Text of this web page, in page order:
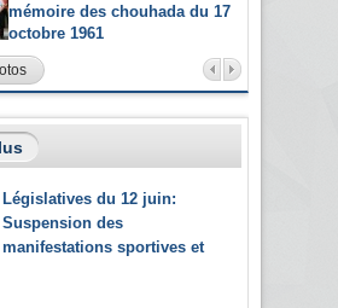
mémoire des chouhada du 17
octobre 1961
Législatives du 12 juin:
Suspension des
manifestations sportives et